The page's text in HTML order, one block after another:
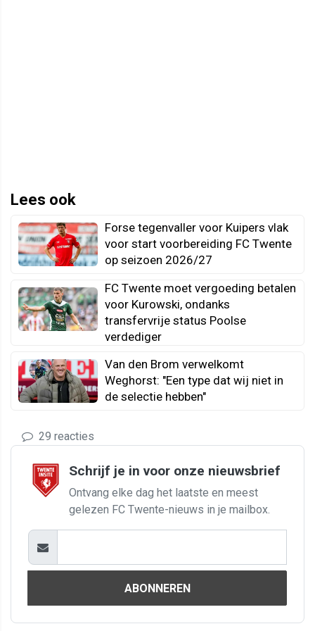
Lees ook
Forse tegenvaller voor Kuipers vlak
voor start voorbereiding FC Twente
op seizoen 2026/27
FC Twente moet vergoeding betalen
voor Kurowski, ondanks
transfervrije status Poolse
verdediger
Van den Brom verwelkomt
Weghorst: "Een type dat wij niet in
de selectie hebben"
29 reacties
Schrijf je in voor onze nieuwsbrief
Ontvang elke dag het laatste en meest
gelezen FC Twente-nieuws in je mailbox.
ABONNEREN